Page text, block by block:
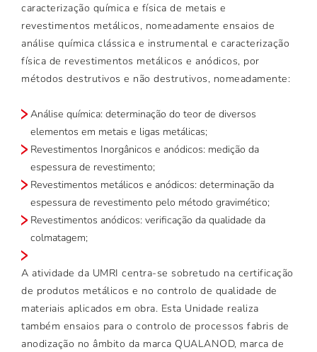
caracterização química e física de metais e
revestimentos metálicos, nomeadamente ensaios de
análise química clássica e instrumental e caracterização
física de revestimentos metálicos e anódicos, por
métodos destrutivos e não destrutivos, nomeadamente:
Análise química: determinação do teor de diversos
elementos em metais e ligas metálicas;
Revestimentos Inorgânicos e anódicos: medição da
espessura de revestimento;
Revestimentos metálicos e anódicos: determinação da
espessura de revestimento pelo método gravimético;
Revestimentos anódicos: verificação da qualidade da
colmatagem;
A atividade da UMRI centra-se sobretudo na certificação
de produtos metálicos e no controlo de qualidade de
materiais aplicados em obra. Esta Unidade realiza
também ensaios para o controlo de processos fabris de
anodização no âmbito da marca QUALANOD, marca de